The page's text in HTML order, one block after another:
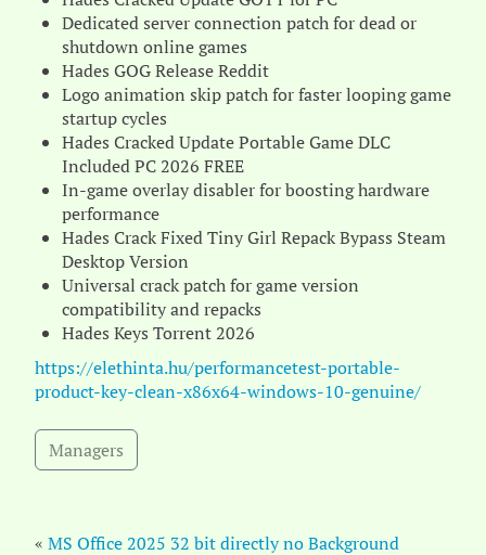
Dedicated server connection patch for dead or
shutdown online games
Hades GOG Release Reddit
Logo animation skip patch for faster looping game
startup cycles
Hades Cracked Update Portable Game DLC
Included PC 2026 FREE
In-game overlay disabler for boosting hardware
performance
Hades Crack Fixed Tiny Girl Repack Bypass Steam
Desktop Version
Universal crack patch for game version
compatibility and repacks
Hades Keys Torrent 2026
https://elethinta.hu/performancetest-portable-
product-key-clean-x86x64-windows-10-genuine/
Managers
« MS Office 2025 32 bit directly no Background